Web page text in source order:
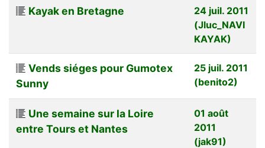
Kayak en Bretagne
24 juil. 2011
(Jluc_NAVI
KAYAK)
Vends siéges pour Gumotex
Sunny
25 juil. 2011
(benito2)
Une semaine sur la Loire
entre Tours et Nantes
01 août
2011
(jak91)